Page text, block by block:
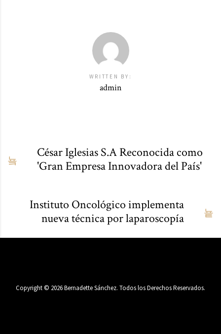
WRITTEN BY:
admin
César Iglesias S.A Reconocida como
'Gran Empresa Innovadora del País'
Instituto Oncológico implementa
nueva técnica por laparoscopía
Copyright © 2026Bernadette Sánchez. Todos los Derechos Reservados.